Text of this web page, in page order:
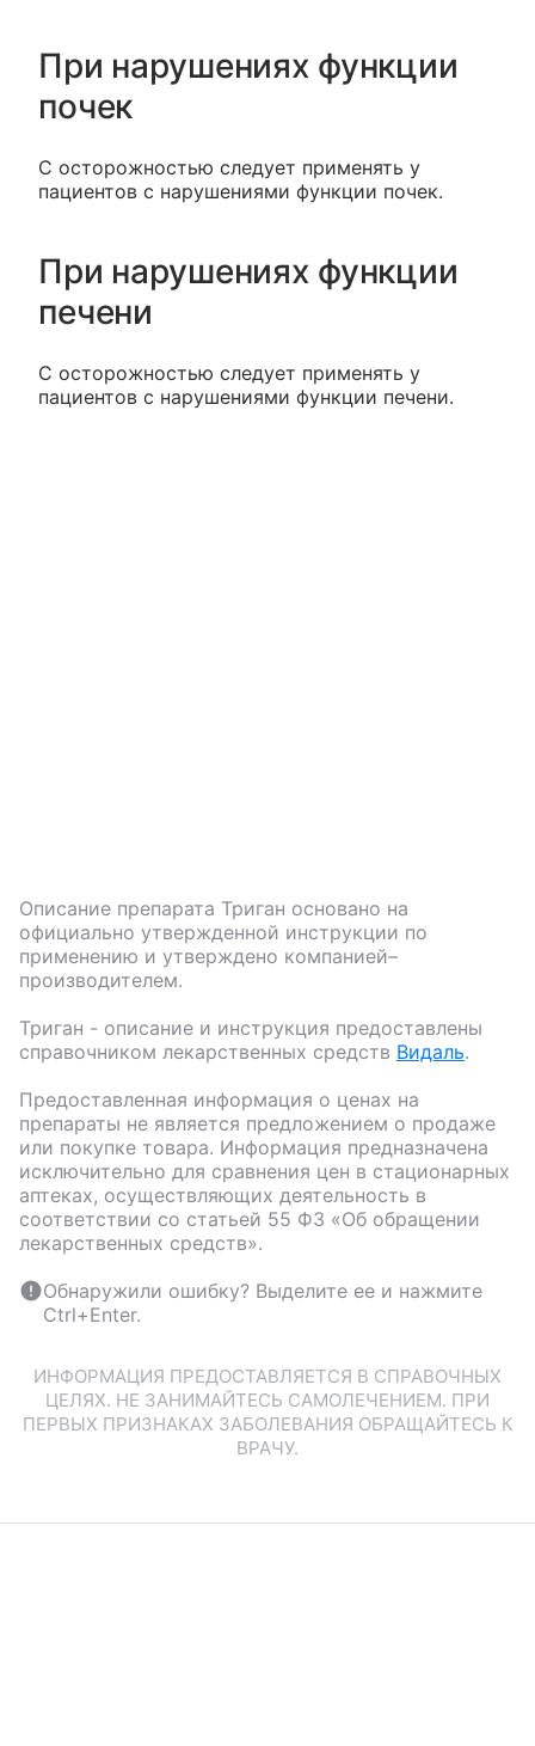
При нарушениях функции
почек
С осторожностью следует применять у
пациентов с нарушениями функции почек.
При нарушениях функции
печени
С осторожностью следует применять у
пациентов с нарушениями функции печени.
Описание препарата Триган основано на
официально утвержденной инструкции по
применению и утверждено компанией–
производителем.
Триган - описание и инструкция предоставлены
справочником лекарственных средств Видаль.
Предоставленная информация о ценах на
препараты не является предложением о продаже
или покупке товара. Информация предназначена
исключительно для сравнения цен в стационарных
аптеках, осуществляющих деятельность в
соответствии со статьей 55 ФЗ «Об обращении
лекарственных средств».
Обнаружили ошибку? Выделите ее и нажмите
Ctrl+Enter.
ИНФОРМАЦИЯ ПРЕДОСТАВЛЯЕТСЯ В СПРАВОЧНЫХ
ЦЕЛЯХ. НЕ ЗАНИМАЙТЕСЬ САМОЛЕЧЕНИЕМ. ПРИ
ПЕРВЫХ ПРИЗНАКАХ ЗАБОЛЕВАНИЯ ОБРАЩАЙТЕСЬ К
ВРАЧУ.